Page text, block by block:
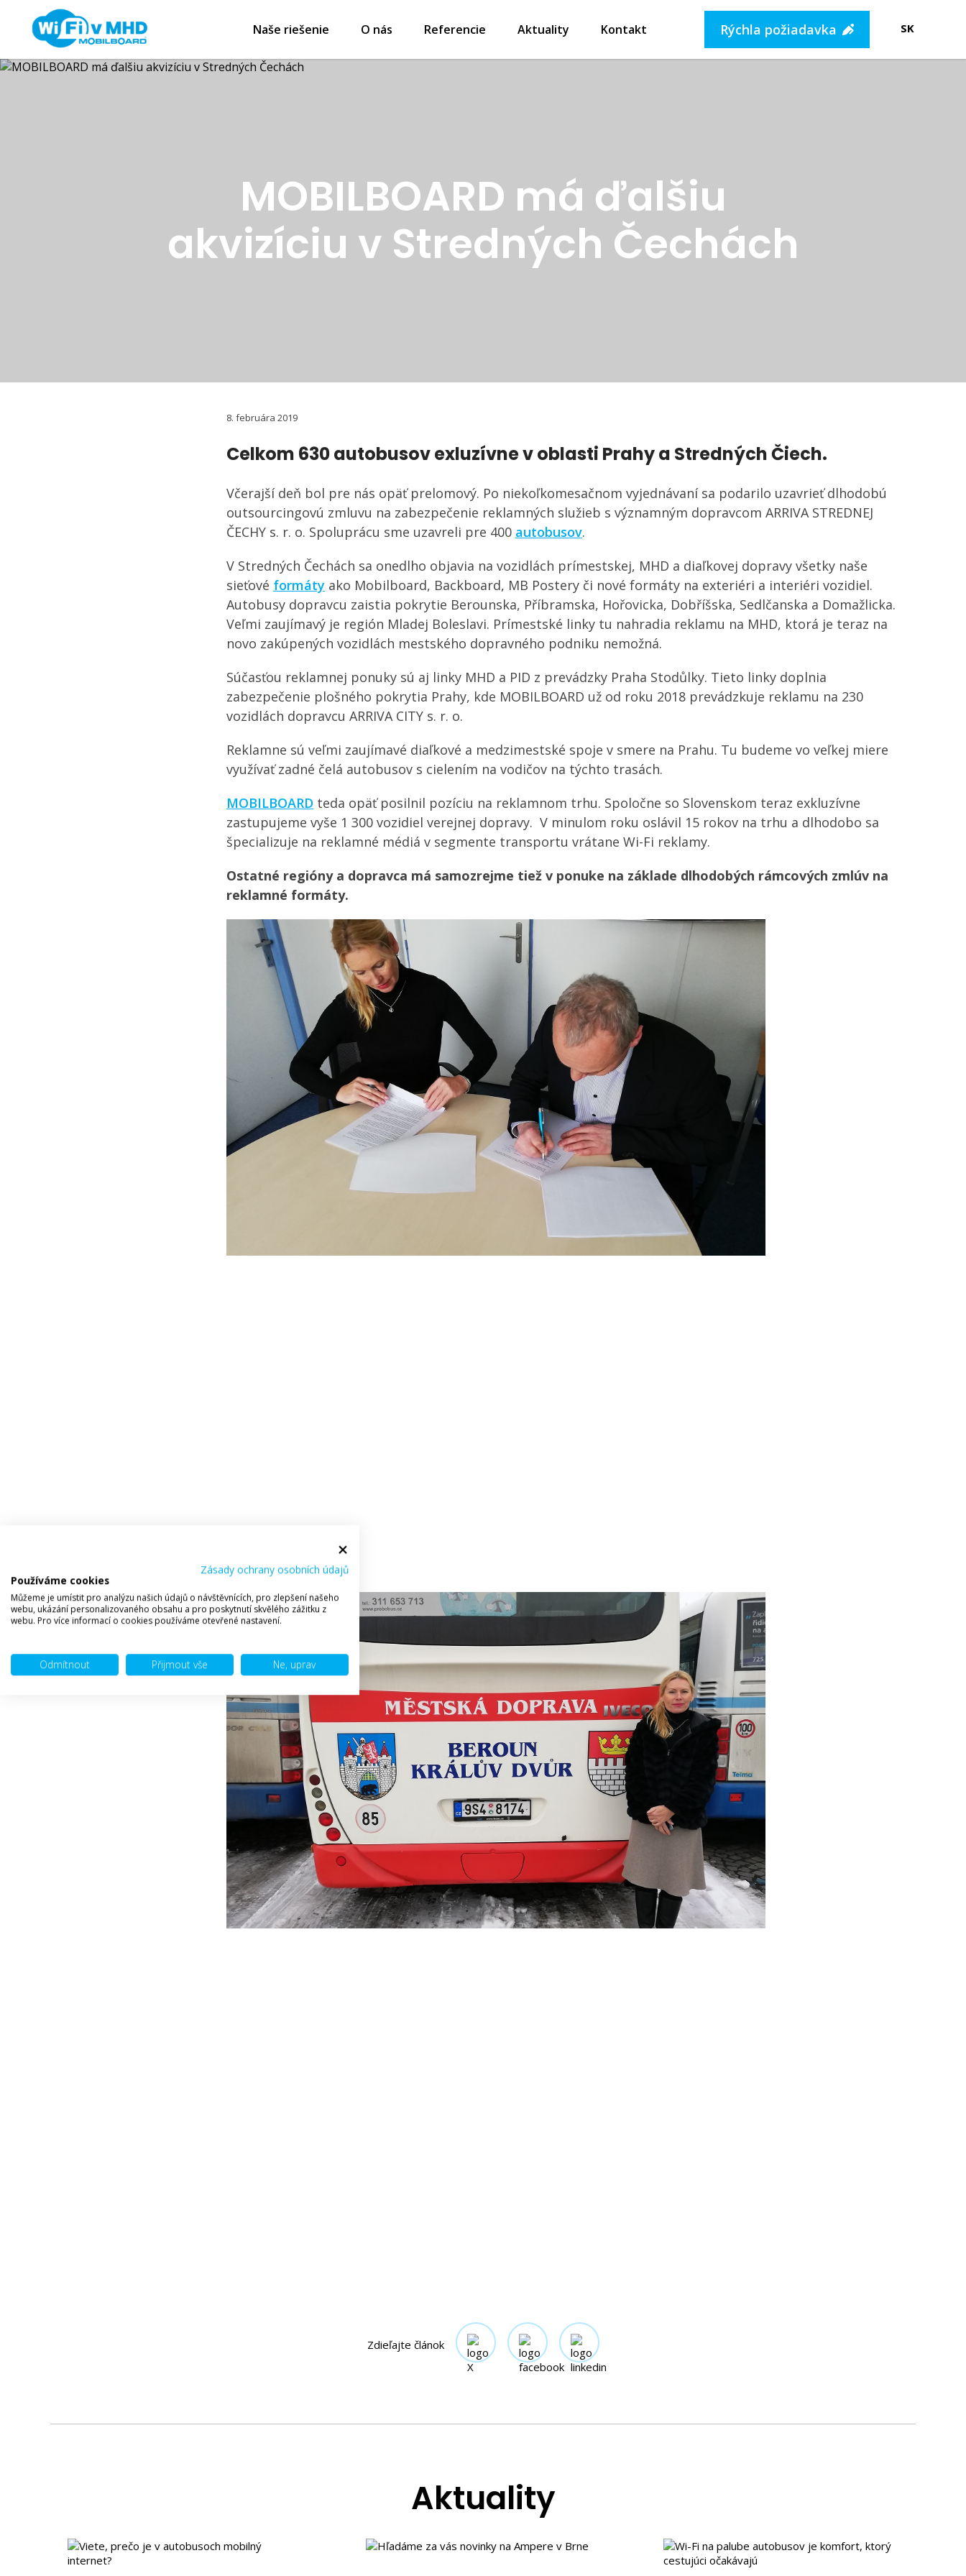
Naše riešenie O nás Referencie Aktuality Kontakt Rýchla požiadavka SK
MOBILBOARD má ďalšiu
akvizíciu v Stredných Čechách
8. februára 2019
Celkom 630 autobusov exluzívne v oblasti Prahy a Stredných Čiech.
Včerajší deň bol pre nás opäť prelomový. Po niekoľkomesačnom vyjednávaní sa podarilo uzavrieť dlhodobú
outsourcingovú zmluvu na zabezpečenie reklamných služieb s významným dopravcom ARRIVA STREDNEJ
ČECHY s. r. o. Spoluprácu sme uzavreli pre 400 autobusov.
V Stredných Čechách sa onedlho objavia na vozidlách prímestskej, MHD a diaľkovej dopravy všetky naše
sieťové formáty ako Mobilboard, Backboard, MB Postery či nové formáty na exteriéri a interiéri vozidiel.
Autobusy dopravcu zaistia pokrytie Berounska, Příbramska, Hořovicka, Dobříšska, Sedlčanska a Domažlicka.
Veľmi zaujímavý je región Mladej Boleslavi. Prímestské linky tu nahradia reklamu na MHD, ktorá je teraz na
novo zakúpených vozidlách mestského dopravného podniku nemožná.
Súčasťou reklamnej ponuky sú aj linky MHD a PID z prevádzky Praha Stodůlky. Tieto linky doplnia
zabezpečenie plošného pokrytia Prahy, kde MOBILBOARD už od roku 2018 prevádzkuje reklamu na 230
vozidlách dopravcu ARRIVA CITY s. r. o.
Reklamne sú veľmi zaujímavé diaľkové a medzimestské spoje v smere na Prahu. Tu budeme vo veľkej miere
využívať zadné čelá autobusov s cielením na vodičov na týchto trasách.
MOBILBOARD teda opäť posilnil pozíciu na reklamnom trhu. Spoločne so Slovenskom teraz exkluzívne
zastupujeme vyše 1 300 vozidiel verejnej dopravy. V minulom roku oslávil 15 rokov na trhu a dlhodobo sa
špecializuje na reklamné médiá v segmente transportu vrátane Wi-Fi reklamy.
Ostatné regióny a dopravca má samozrejme tiež v ponuke na základe dlhodobých rámcových zmlúv na
reklamné formáty.
Zdieľajte článok
Aktuality
Zásady ochrany osobních údajů
Používáme cookies
Můžeme je umístit pro analýzu našich údajů o návštěvnících, pro zlepšení našeho
webu, ukázání personalizovaného obsahu a pro poskytnutí skvělého zážitku z
webu. Pro více informací o cookies používáme otevřené nastavení.
Odmítnout Přijmout vše Ne, uprav